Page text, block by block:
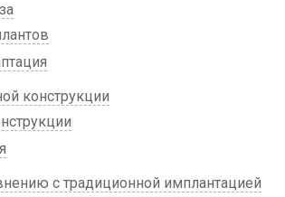
конструкции
с традиционной имплантацией